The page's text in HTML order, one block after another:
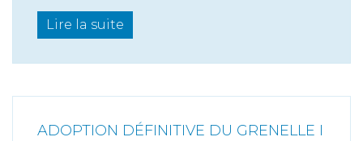
Lire la suite
ADOPTION DÉFINITIVE DU GRENELLE I